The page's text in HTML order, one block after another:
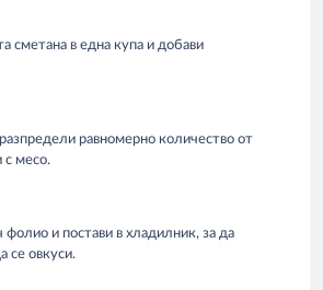
сметана в една купа и добави
равномерно количество от
с месо.
фолио и постави в хладилник, за да
се овкуси.